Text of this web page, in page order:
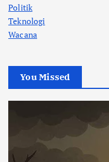
Politik
Teknologi
Wacana
You Missed